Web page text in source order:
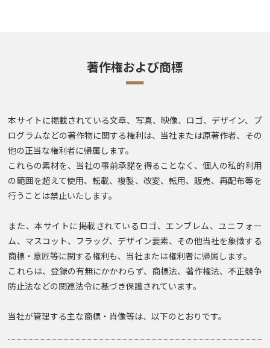
著作権および商標
ー
本サイトに掲載されている文章、写真、映像、ロゴ、デザイン、プ
ログラムなどの著作物に関する権利は、当社または原著作者、その
他の正当な権利者に帰属します。
これらの素材を、当社の事前承諾を得ることなく、個人の私的利用
の範囲を超えて使用、転載、複製、改変、転用、販売、再配布等を
行うことは禁止いたします。
また、本サイトに掲載されているロゴ、エンブレム、ユニフォー
ム、マスコット、フラッグ、デザイン要素、その他当社を象徴する
商標・意匠等に関する権利も、当社または権利者に帰属します。
これらは、登録の有無にかかわらず、商標法、著作権法、不正競争
防止法などの関連法令に基づき保護されています。
当社が管理する主な商標・肖像等は、以下のとおりです。